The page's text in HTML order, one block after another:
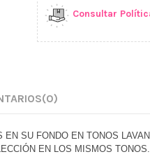
Consultar
(0)
SU FONDO EN TONOS
EN LOS MISMOS TONOS.